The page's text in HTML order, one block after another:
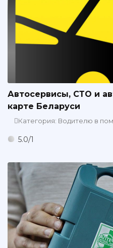
Автосервисы, СТО и
карте Беларуси
Категория: Водителю в
5.0/1